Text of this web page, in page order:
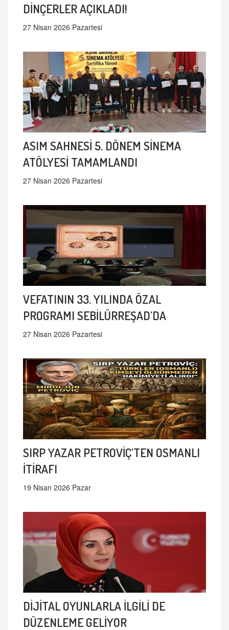
DİNÇERLER AÇIKLADI!
27 Nisan 2026 Pazartesi
ASIM SAHNESİ 5. DÖNEM SİNEMA
ATÖLYESİ TAMAMLANDI
27 Nisan 2026 Pazartesi
VEFATININ 33. YILINDA ÖZAL
PROGRAMI SEBİLÜRREŞAD'DA
27 Nisan 2026 Pazartesi
SIRP YAZAR PETROVİÇ'TEN OSMANLI
İTİRAFI
19 Nisan 2026 Pazar
DİJİTAL OYUNLARLA İLGİLİ DE
DÜZENLEME GELİYOR